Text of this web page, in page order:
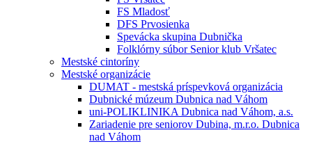
FS Mladosť
DFS Prvosienka
Spevácka skupina Dubnička
Folklórny súbor Senior klub Vršatec
Mestské cintoríny
Mestské organizácie
DUMAT - mestská príspevková organizácia
Dubnické múzeum Dubnica nad Váhom
uni-POLIKLINIKA Dubnica nad Váhom, a.s.
Zariadenie pre seniorov Dubina, m.r.o. Dubnica
nad Váhom